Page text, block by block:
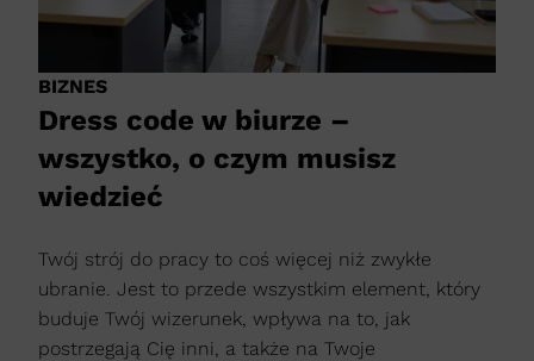
BIZNES
Dress code w biurze –
wszystko, o czym musisz
wiedzieć
Twój strój do pracy to coś więcej niż zwykłe
ubranie. Jest to przede wszystkim element, który
buduje Twój wizerunek, wpływa na to, jak
postrzegają Cię inni, a także na Twoje